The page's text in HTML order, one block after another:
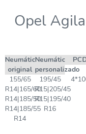
Opel
Neumático
original
Neumático
personalizado
155/65
R14|165/60
R14|185/50
R14|185/55
R14
195/45
R15|205/45
R15|195/40
R16